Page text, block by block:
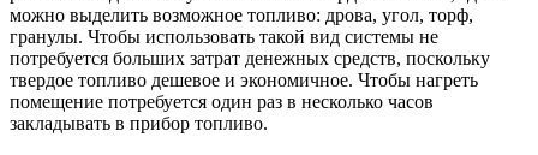
можно выделить возможное топливо: дрова, угол, торф,
гранулы. Чтобы использовать такой вид системы не
потребуется больших затрат денежных средств, поскольку
твердое топливо дешевое и экономичное. Чтобы нагреть
помещение потребуется один раз в несколько часов
закладывать в прибор топливо.